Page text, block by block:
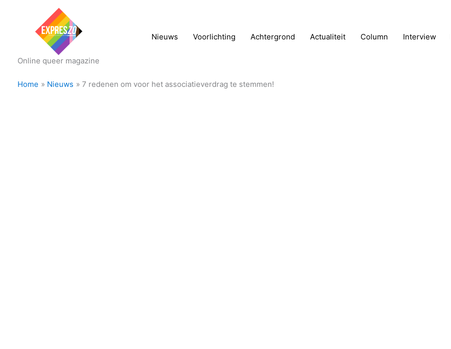
Online queer magazine
Nieuws Voorlichting Achtergrond Actualiteit Column Interview
Home Nieuws 7 redenen om voor het associatieverdrag te stemmen!